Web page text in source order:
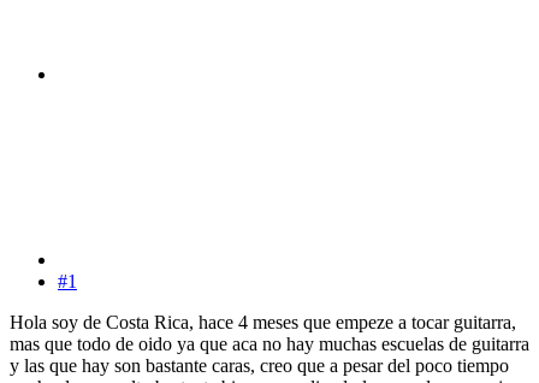
#1
Hola soy de Costa Rica, hace 4 meses que empeze a tocar guitarra,
mas que todo de oido ya que aca no hay muchas escuelas de guitarra
y las que hay son bastante caras, creo que a pesar del poco tiempo